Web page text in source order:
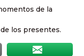
de la
los presentes.